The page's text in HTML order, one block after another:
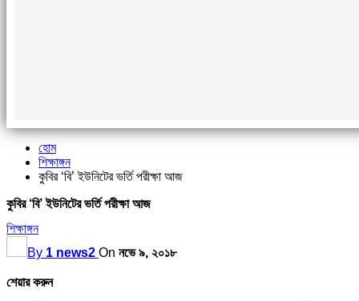
হোম
শিক্ষাঙ্গন
কুবির ‘বি’ ইউনিটের ভর্তি পরীক্ষা আজ
কুবির ‘বি’ ইউনিটের ভর্তি পরীক্ষা আজ
শিক্ষাঙ্গন
By 1 news2 On নভে ৯, ২০১৮
শেয়ার করুন